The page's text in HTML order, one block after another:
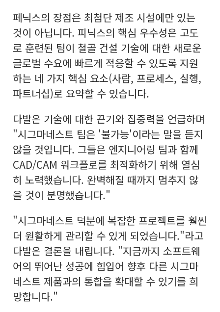
페닉스의 장점은 최첨단 제조 시설에만 있는
것이 아닙니다. 피닉스의 핵심 우수성은 고도
로 훈련된 팀이 철골 건설 기술에 대한 새로운
글로벌 수요에 빠르게 적응할 수 있도록 지원
하는 네 가지 핵심 요소(사람, 프로세스, 실행,
파트너십)로 요약할 수 있습니다.
다발은 기술에 대한 끈기와 집중력을 언급하며
"시그마네스트 팀은 '불가능'이라는 말을 듣지
않을 것입니다. 그들은 엔지니어링 팀과 함께
CAD/CAM 워크플로를 최적화하기 위해 열심
히 노력했습니다. 완벽해질 때까지 멈추지 않
을 것이 분명했습니다."
"시그마네스트 덕분에 복잡한 프로젝트를 훨씬
더 원활하게 관리할 수 있게 되었습니다."라고
다발은 결론을 내립니다. "지금까지 소프트웨
어의 뛰어난 성공에 힘입어 향후 다른 시그마
네스트 제품과의 통합을 확대할 수 있기를 희
망합니다."